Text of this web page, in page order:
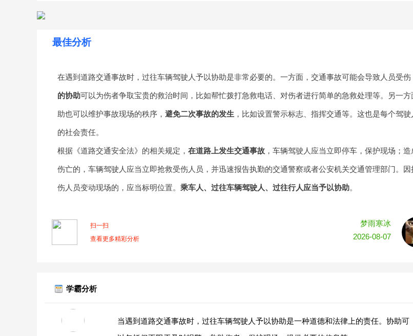
最佳分析
在遇到道路交通事故时，过往车辆驾驶人予以协助是非常必要的。一方面，交通事故可能会导致人员受伤
的协助可以为伤者争取宝贵的救治时间，比如帮忙拨打急救电话、对伤者进行简单的急救处理等。另一方
助也可以维护事故现场的秩序， 避免二次事故的发生 ，比如设置警示标志、指挥交通等。这也是每个驾驶
的社会责任。
根据《道路交通安全法》的相关规定， 在道路上发生交通事故 ，车辆驾驶人应当立即停车，保护现场；造
伤亡的，车辆驾驶人应当立即抢救受伤人员，并迅速报告执勤的交通警察或者公安机关交通管理部门。因
伤人员变动现场的，应当标明位置。 乘车人、过往车辆驾驶人、过往行人应当予以协助。
扫一扫
查看更多精彩分析
梦雨寒冰
2026-08-07
学霸分析
当遇到道路交通事故时，过往车辆驾驶人予以协助是一种道德和法律上的责任。协助可